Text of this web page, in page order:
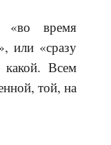
«во время
или «сразу
Всем
той, на